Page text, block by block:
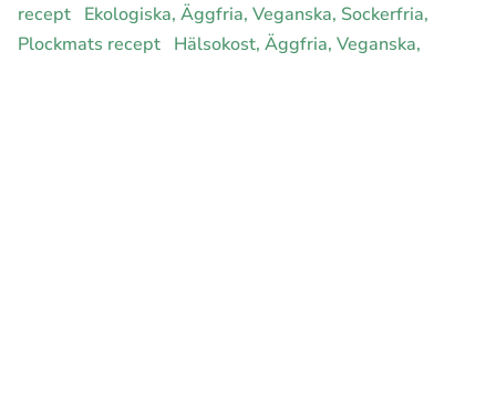
recept Ekologiska, Äggfria, Veganska, Sockerfria,
Plockmats recept Hälsokost, Äggfria, Veganska,